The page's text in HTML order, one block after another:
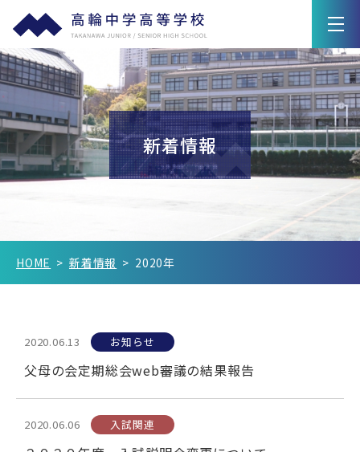
学園紹介
教育の特色
高輪ライフ
在校生保護者の方へ
TOPICS
新着情報
HOME 新着情報 2020年
2020.06.13 お知らせ
父母の会定期総会web審議の結果報告
2020.06.06 入試関連